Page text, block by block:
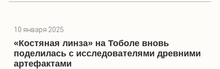
10 января 2025
«Костяная линза» на Тоболе вновь
поделилась с исследователями древними
артефактами